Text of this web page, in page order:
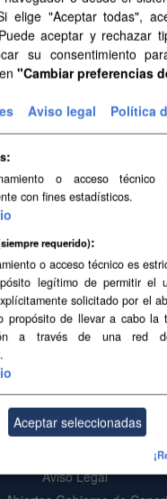
de datos
Organizaciones:
Formatos: SpatiaLite
SITCAN
a escala 1:5.000 de
a escala 1:5.000 de
acceder a este registro
de SITCAN Open Data
Aviso Legal
elige "Aceptar todas",
aceptar y rechazar
su consentimiento
"Cambiar preferencias
Aviso legal Política
o acceso
con fines estadísticos.
requerido)
o acceso técnico es
legítimo de permitir el
solicitado por el
propósito de llevar a cabo la
a través de una red de
Aceptar seleccionadas